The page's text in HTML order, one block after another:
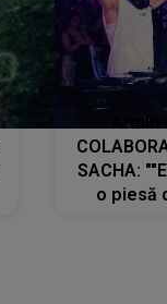
SACHA:
o piesă